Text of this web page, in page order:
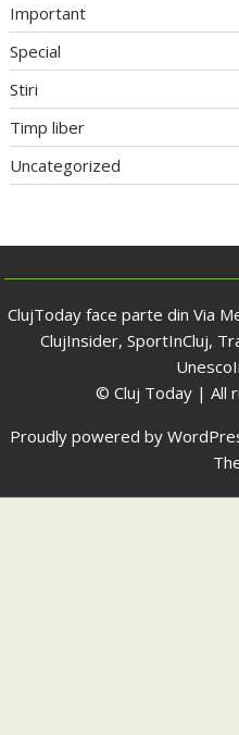
Important
Special
Stiri
Timp liber
Uncategorized
ClujToday face parte din Via
ClujInsider, SportInCluj,
© Cluj Today | All
Proudly powered by